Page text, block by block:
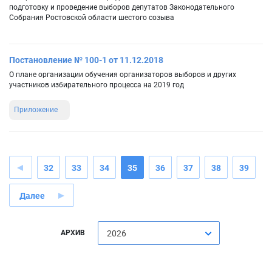
подготовку и проведение выборов депутатов Законодательного
Собрания Ростовской области шестого созыва
Постановление № 100-1 от 11.12.2018
О плане организации обучения организаторов выборов и других
участников избирательного процесса на 2019 год
Приложение
32 33 34 35 36 37 38 39
Далее
АРХИВ 2026